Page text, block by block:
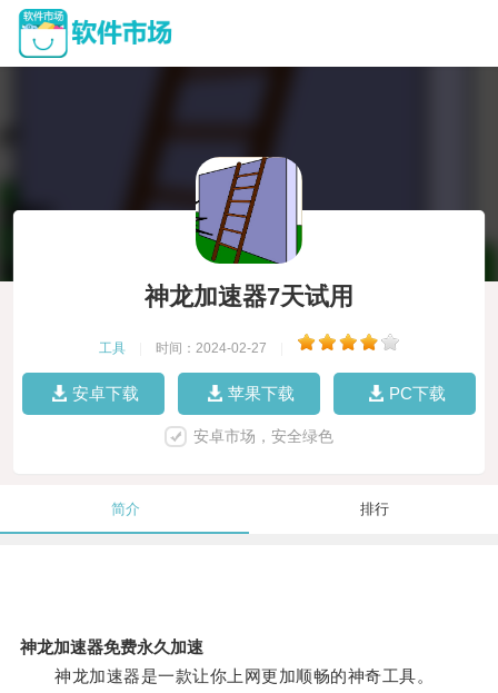
神龙加速器7天试用
工具 时间：2024-02-27
安卓下载 苹果下载 PC下载
安卓市场，安全绿色
简介 排行
神龙加速器免费永久加速
神龙加速器是一款让你上网更加顺畅的神奇工具。